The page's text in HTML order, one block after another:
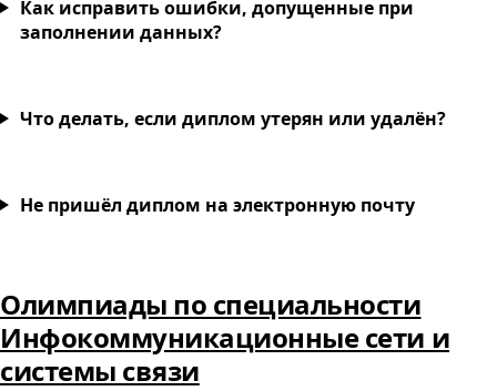
Как исправить ошибки, допущенные при
заполнении данных?
Что делать, если диплом утерян или удалён?
Не пришёл диплом на электронную почту
Олимпиады по специальности
Инфокоммуникационные сети и
системы связи